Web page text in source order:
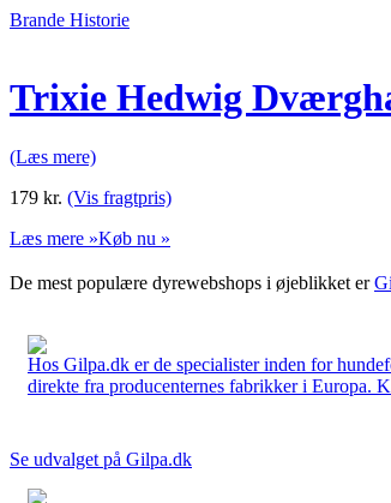
Brande Historie
Trixie Hedwig
(Læs mere)
179 kr. (Vis fragtpris)
Læs mere »Køb nu »
De mest populære dyrewebshops i øjeblikket er
Hos Gilpa.dk er de specialister inden for
direkte fra producenternes fabrikker i Europa.
Se udvalget på Gilpa.dk